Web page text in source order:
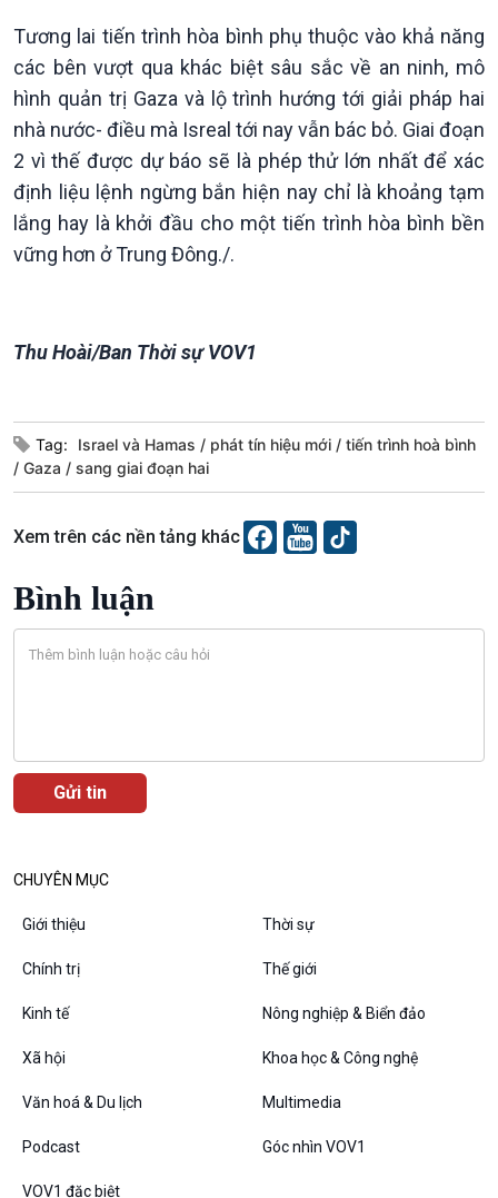
Bình luận
10 phút Sự kiện - Luận bàn
Đối thoại
Diễn đàn chủ nhật
VOV1 đặc biệt
Thanh âm ký sự
Các chương trình đặc biệt
Tương lai tiến trình hòa bình phụ thuộc vào khả năng
các bên vượt qua khác biệt sâu sắc về an ninh, mô
hình quản trị Gaza và lộ trình hướng tới giải pháp hai
nhà nước- điều mà Isreal tới nay vẫn bác bỏ. Giai đoạn
2 vì thế được dự báo sẽ là phép thử lớn nhất để xác
định liệu lệnh ngừng bắn hiện nay chỉ là khoảng tạm
lắng hay là khởi đầu cho một tiến trình hòa bình bền
vững hơn ở Trung Đông./.
Thu Hoài/Ban Thời sự VOV1
Tag: Israel và Hamas phát tín hiệu mới
tiến trình hoà bình
Gaza
sang giai đoạn hai
Xem trên các nền tảng khác
Bình luận
CHUYÊN MỤC
Giới thiệu Thời sự
Chính trị Thế giới
Kinh tế Nông nghiệp & Biển đảo
Xã hội Khoa học & Công nghệ
Văn hoá & Du lịch Multimedia
Podcast Góc nhìn VOV1
VOV1 đặc biệt